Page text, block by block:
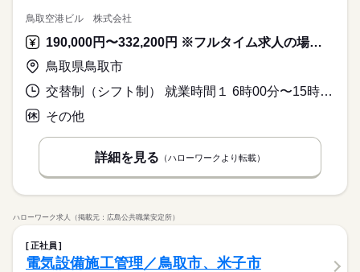
鳥取空港ビル 株式会社
190,000円〜332,200円 ※フルタイム求人の場合は月額（換算額）、パート求人の場合は時間額を表示しています。
鳥取県鳥取市
交替制（シフト制） 就業時間１ 6時00分〜15時00分 就業時間２ 8時15分〜17時15分 就業時間３ 12時45分〜21時45分 就業時間に関する特記事項 上記の他に月数回の夜間作業あり
その他
詳細を見る （ハローワークより転載）
ハローワーク求人（掲載元：広島公共職業安定所）
正社員
電気設備施工管理／鳥取市、米子市